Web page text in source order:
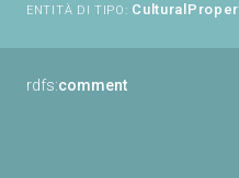
ENTITÀ DI TIPO:
rdfs:comment